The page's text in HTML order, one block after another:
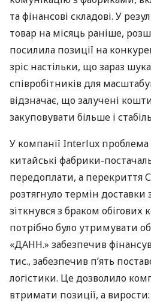
та фінансові складові. У
товар на місяць раніше,
посилила позиції на
зріс настільки, що зараз
співробітників для
відзначає, що залучені
закуповувати більше і
У компанії Interlux
китайські фабрики-
передоплати, а перекриття
розтягнуло термін доставки
зіткнувся з браком обігових
потрібно було утримувати
«ДАНН.» забезпечив
тис., забезпечив п’ять
логістики. Це дозволило
втримати позиції, а